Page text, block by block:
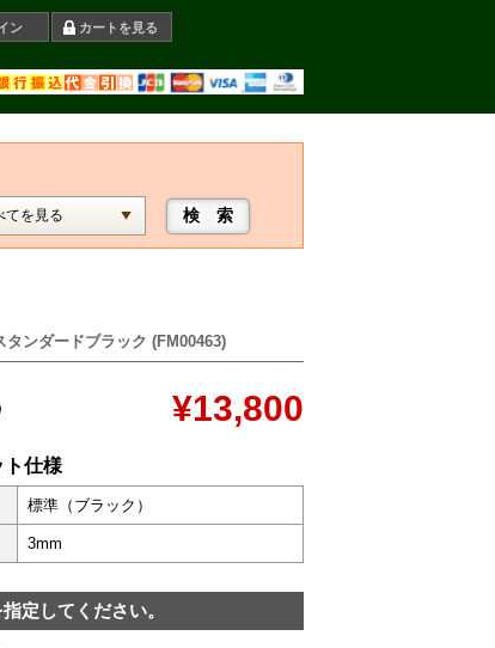
ン カートを見る
タンダードブラック (FM00463)
¥13,800
仕様
標準（ブラック）
3mm
定してください。